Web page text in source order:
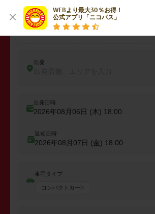
WEBより最大30％お得！
公式アプリ「ニコパス」
レンタカーを予約しよう
出発
出発日時
2026年08月06日 (木) 18:00
返却日時
2026年08月07日 (金) 18:00
車両タイプ
コンパクトカー